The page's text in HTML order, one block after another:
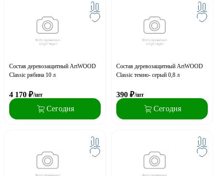
Состав деревозащитный ArtWOOD
Classic рябина 10 л
4 170 ₽/шт
Сегодня
Состав деревозащитный ArtWOOD
Classic темно- серый 0,8 л
390 ₽/шт
Сегодня